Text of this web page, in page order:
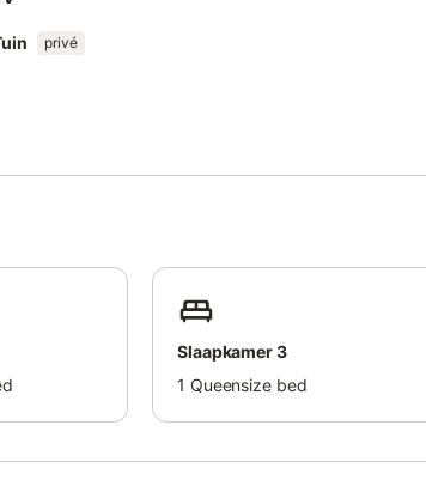
Deze woning heeft richtlijnen voor het correct
privé
Slaapkamer 3
1 Queensize bed